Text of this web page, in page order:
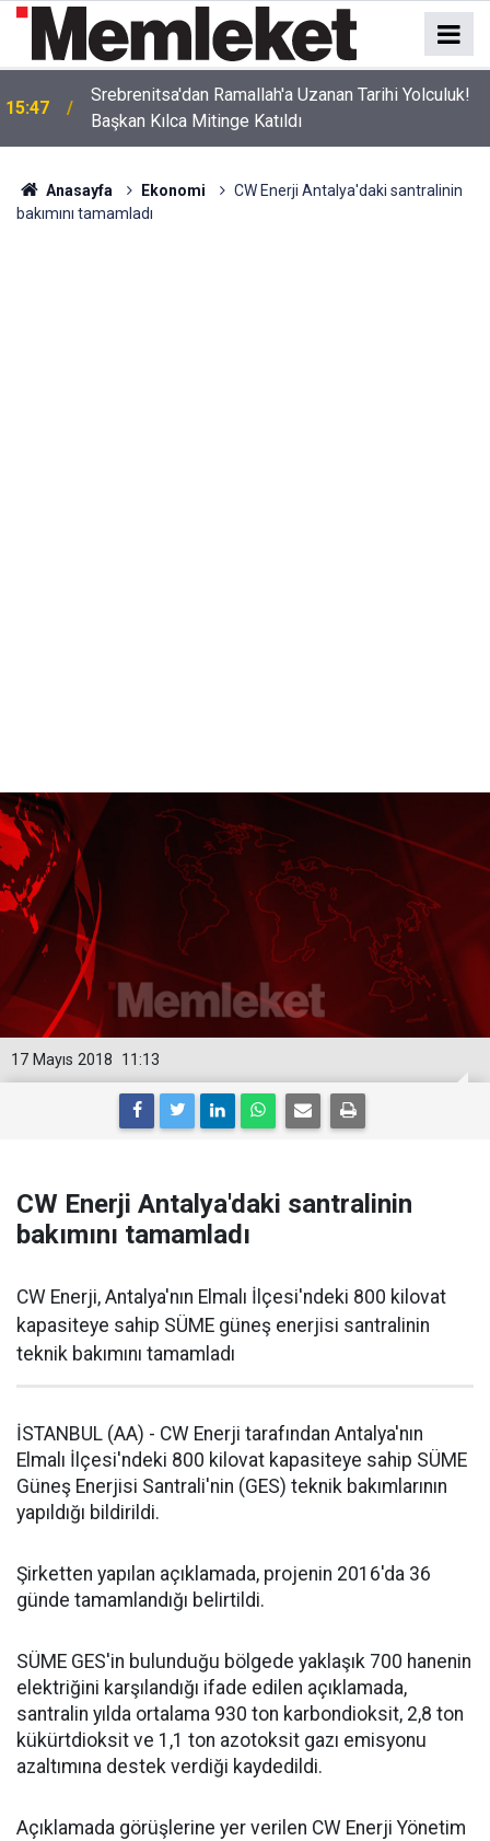
15:47
Srebrenitsa'dan Ramallah'a Uzanan Tarihi Yolculuk!
Başkan Kılca Mitinge Katıldı
Anasayfa Ekonomi
CW Enerji Antalya'daki santralinin
bakımını tamamladı
11:13
17 Mayıs 2018
CW Enerji Antalya'daki santralinin
bakımını tamamladı
CW Enerji, Antalya'nın Elmalı İlçesi'ndeki 800 kilovat
kapasiteye sahip SÜME güneş enerjisi santralinin
teknik bakımını tamamladı
İSTANBUL (AA) - CW Enerji tarafından Antalya'nın
Elmalı İlçesi'ndeki 800 kilovat kapasiteye sahip SÜME
Güneş Enerjisi Santrali'nin (GES) teknik bakımlarının
yapıldığı bildirildi.
Şirketten yapılan açıklamada, projenin 2016'da 36
günde tamamlandığı belirtildi.
SÜME GES'in bulunduğu bölgede yaklaşık 700 hanenin
elektriğini karşılandığı ifade edilen açıklamada,
santralin yılda ortalama 930 ton karbondioksit, 2,8 ton
kükürtdioksit ve 1,1 ton azotoksit gazı emisyonu
azaltımına destek verdiği kaydedildi.
Açıklamada görüşlerine yer verilen CW Enerji Yönetim